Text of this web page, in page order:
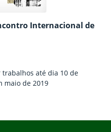
Internacional de
até dia 10 de
maio de 2019